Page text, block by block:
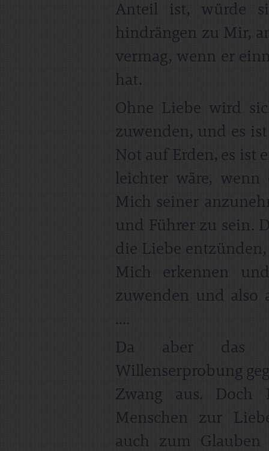
Anteil ist, würde
hindrängen zu Mir,
vermag, wenn er
hat.
Ohne Liebe wird
zuwenden, und es
Not auf Erden, es ist
leichter wäre, wenn
Mich seiner
und Führer zu sein.
die Liebe
Mich erkennen
zuwenden und also
....
Da aber das
Willenserprobung
Zwang aus. Doch
Menschen zur
auch zum